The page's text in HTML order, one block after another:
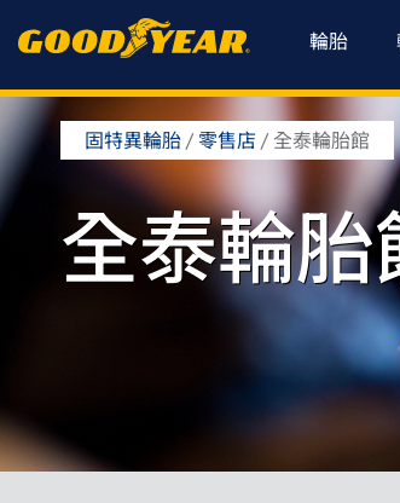
輪胎
固特異輪胎 / 零售店 / 全泰輪胎館
全泰輪胎